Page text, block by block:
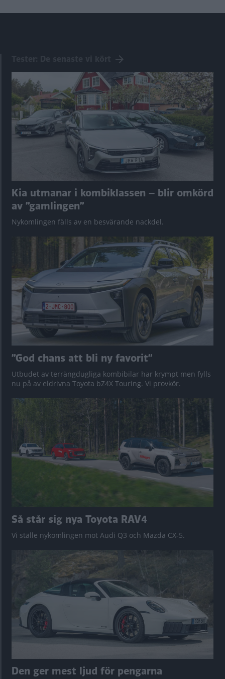
Kia utmanar i kombiklassen – blir omkörd
av ”gamlingen”
Nykomlingen fälls av en besvärande nackdel.
”God chans att bli ny favorit”
Utbudet av terrängdugliga kombibilar har krympt men fylls
nu på av eldrivna Toyota bZ4X Touring. Vi provkör.
Så står sig nya Toyota RAV4
Vi ställe nykomlingen mot Audi Q3 och Mazda CX-5.
Den ger mest ljud för pengarna